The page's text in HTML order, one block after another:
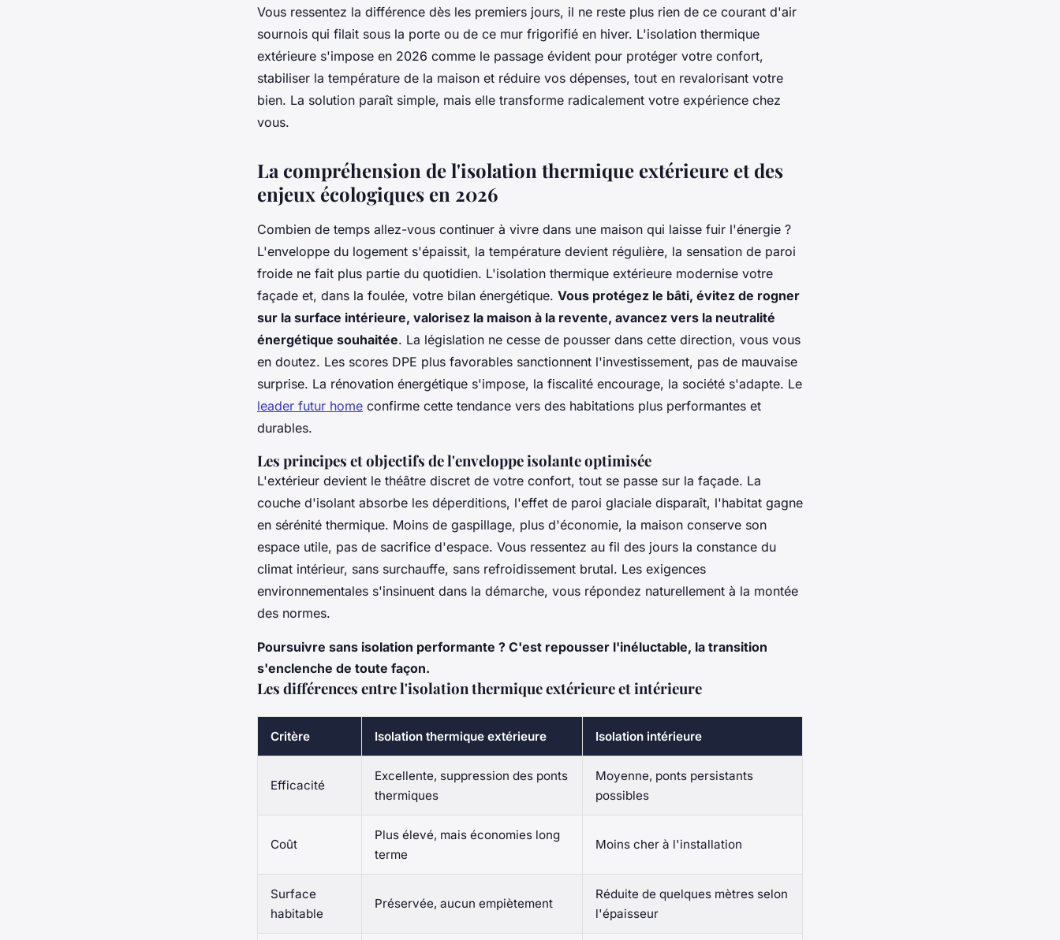
Vous ressentez la différence dès les premiers jours, il ne reste plus rien de ce courant d'air
sournois qui filait sous la porte ou de ce mur frigorifié en hiver. L'isolation thermique
extérieure s'impose en 2026 comme le passage évident pour protéger votre confort,
stabiliser la température de la maison et réduire vos dépenses, tout en revalorisant votre
bien. La solution paraît simple, mais elle transforme radicalement votre expérience chez
vous.
La compréhension de l'isolation thermique extérieure et des
enjeux écologiques en 2026
Combien de temps allez-vous continuer à vivre dans une maison qui laisse fuir l'énergie ?
L'enveloppe du logement s'épaissit, la température devient régulière, la sensation de paroi
froide ne fait plus partie du quotidien. L'isolation thermique extérieure modernise votre
façade et, dans la foulée, votre bilan énergétique. Vous protégez le bâti, évitez de rogner
sur la surface intérieure, valorisez la maison à la revente, avancez vers la neutralité
énergétique souhaitée. La législation ne cesse de pousser dans cette direction, vous vous
en doutez. Les scores DPE plus favorables sanctionnent l'investissement, pas de mauvaise
surprise. La rénovation énergétique s'impose, la fiscalité encourage, la société s'adapte. Le
leader futur home confirme cette tendance vers des habitations plus performantes et
durables.
Les principes et objectifs de l'enveloppe isolante optimisée
L'extérieur devient le théâtre discret de votre confort, tout se passe sur la façade. La
couche d'isolant absorbe les déperditions, l'effet de paroi glaciale disparaît, l'habitat gagne
en sérénité thermique. Moins de gaspillage, plus d'économie, la maison conserve son
espace utile, pas de sacrifice d'espace. Vous ressentez au fil des jours la constance du
climat intérieur, sans surchauffe, sans refroidissement brutal. Les exigences
environnementales s'insinuent dans la démarche, vous répondez naturellement à la montée
des normes.
Poursuivre sans isolation performante ? C'est repousser l'inéluctable, la transition
s'enclenche de toute façon.
Les différences entre l'isolation thermique extérieure et intérieure
Critère Isolation thermique extérieure Isolation intérieure
Efficacité
Excellente, suppression des ponts
thermiques
Moyenne, ponts persistants
possibles
Coût
Plus élevé, mais économies long
terme
Moins cher à l'installation
Surface
habitable
Préservée, aucun empiètement
Réduite de quelques mètres selon
l'épaisseur